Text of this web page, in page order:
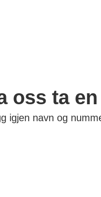
oss ta
igjen navn og